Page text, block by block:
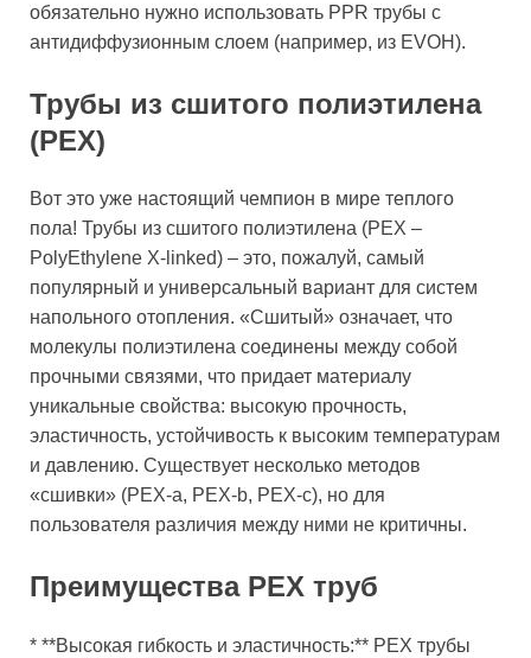
обязательно нужно использовать PPR трубы с
антидиффузионным слоем (например, из EVOH).
Трубы из сшитого полиэтилена
(PEX)
Вот это уже настоящий чемпион в мире теплого
пола! Трубы из сшитого полиэтилена (PEX –
PolyEthylene X-linked) – это, пожалуй, самый
популярный и универсальный вариант для систем
напольного отопления. «Сшитый» означает, что
молекулы полиэтилена соединены между собой
прочными связями, что придает материалу
уникальные свойства: высокую прочность,
эластичность, устойчивость к высоким температурам
и давлению. Существует несколько методов
«сшивки» (PEX-a, PEX-b, PEX-c), но для
пользователя различия между ними не критичны.
Преимущества PEX труб
* **Высокая гибкость и эластичность:** PEX трубы